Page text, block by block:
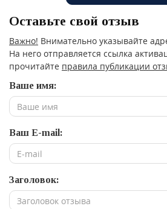
Оставьте свой отзыв
Важно! Внимательно указывайте
На него отправляется ссылка
прочитайте правила публикации
Ваше имя:
Ваш E-mail:
Заголовок: